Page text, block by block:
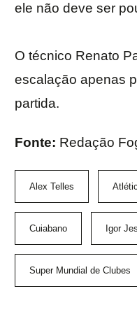
ele não deve ser
O técnico Renato
escalação apenas
partida.
Fonte: Redação
Alex Telles
Cuiabano Igor
Super Mundial de Clubes